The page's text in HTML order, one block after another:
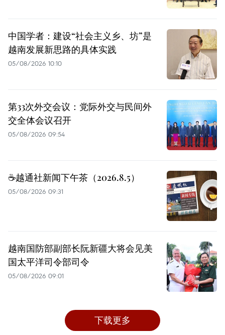
中国学者：建设“社会主义乡、坊”是
越南发展新思路的具体实践
05/08/2026 10:10
第33次外交会议：党际外交与民间外
交全体会议召开
05/08/2026 09:54
☕️越通社新闻下午茶（2026.8.5）
05/08/2026 09:31
越南国防部副部长阮新疆大将会见美
国太平洋司令部司令
05/08/2026 09:01
下载更多